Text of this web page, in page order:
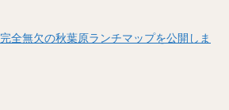
完全無欠の秋葉原ランチマップを公開しま